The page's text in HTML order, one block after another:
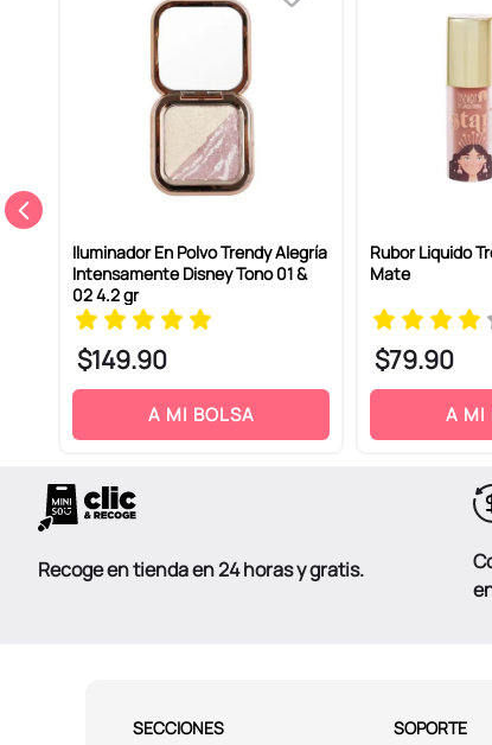
Escribe un comentario
Iluminador En Polvo Trendy Alegría
Intensamente Disney Tono 01 &
02 4.2 gr
$149.90
A MI BOLSA
Rubor Liquido
Mate
$79.90
A MI
Recoge en tienda en 24 horas y gratis.
SECCIONES SOPORTE